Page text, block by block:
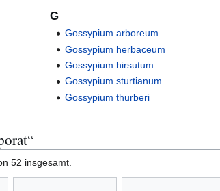
G
Gossypium arboreum
Gossypium herbaceum
Gossypium hirsutum
Gossypium sturtianum
Gossypium thurberi
52 insgesamt.